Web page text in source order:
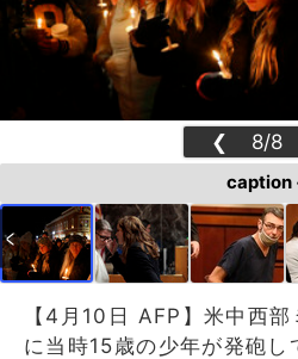
❮ 8/8
caption
【4月10日 AFP】米中西
に当時15歳の少年が発砲